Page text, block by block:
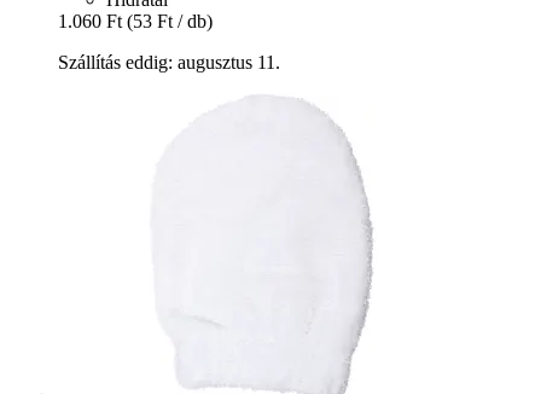
1.060 Ft (53 Ft / db)
Szállítás eddig: augusztus 11.